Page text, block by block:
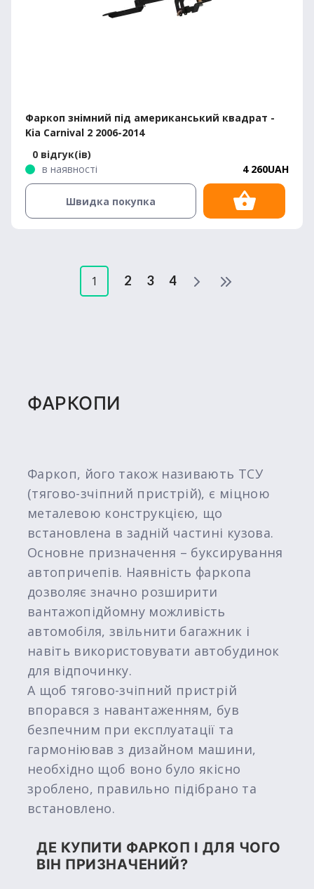
Фаркоп знімний під американський квадрат -
Kia Carnival 2 2006-2014
0 відгук(ів)
в наявності
4 260UAH
Швидка покупка
1 2 3 4
ФАРКОПИ
Фаркоп, його також називають ТСУ
(тягово-зчіпний пристрій), є міцною
металевою конструкцією, що
встановлена ​​в задній частині кузова.
Основне призначення – буксирування
автопричепів. Наявність фаркопа
дозволяє значно розширити
вантажопідйомну можливість
автомобіля, звільнити багажник і
навіть використовувати автобудинок
для відпочинку.
А щоб тягово-зчіпний пристрій
впорався з навантаженням, був
безпечним при експлуатації та
гармоніював з дизайном машини,
необхідно щоб воно було якісно
зроблено, правильно підібрано та
встановлено.
ДЕ КУПИТИ ФАРКОП І ДЛЯ ЧОГО
ВІН ПРИЗНАЧЕНИЙ?